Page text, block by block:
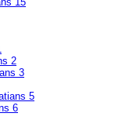
2
3
5
6